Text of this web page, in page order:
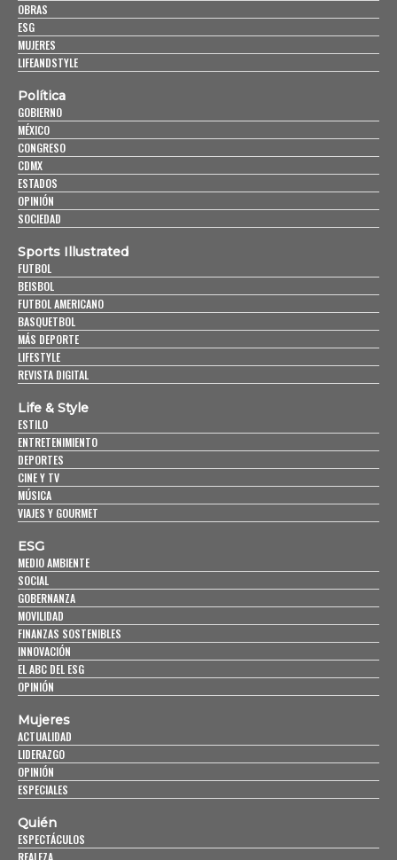
OBRAS
ESG
MUJERES
LIFEANDSTYLE
Política
GOBIERNO
MÉXICO
CONGRESO
CDMX
ESTADOS
OPINIÓN
SOCIEDAD
Sports Illustrated
FUTBOL
BEISBOL
FUTBOL AMERICANO
BASQUETBOL
MÁS DEPORTE
LIFESTYLE
REVISTA DIGITAL
Life & Style
ESTILO
ENTRETENIMIENTO
DEPORTES
CINE Y TV
MÚSICA
VIAJES Y GOURMET
ESG
MEDIO AMBIENTE
SOCIAL
GOBERNANZA
MOVILIDAD
FINANZAS SOSTENIBLES
INNOVACIÓN
EL ABC DEL ESG
OPINIÓN
Mujeres
ACTUALIDAD
LIDERAZGO
OPINIÓN
ESPECIALES
Quién
ESPECTÁCULOS
REALEZA